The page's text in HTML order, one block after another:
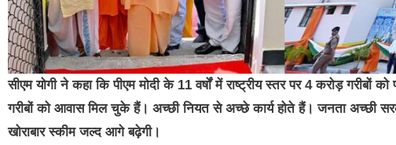
सीएम योगी ने कहा कि पीएम मोदी के 11 वर्षों में राष्ट्रीय स्तर पर 4 करोड़
गरीबों को आवास मिल चुके हैं। अच्छी नियत से अच्छे कार्य होते हैं। जनता अच्छी
खोराबार स्कीम जल्द आगे बढ़ेगी।